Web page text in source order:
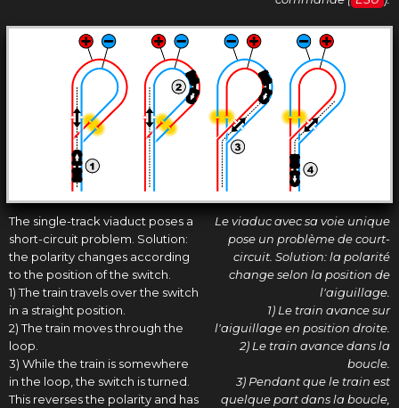
The single-track viaduct poses a
short-circuit problem. Solution:
the polarity changes according
to the position of the switch.
1) The train travels over the switch
in a straight position.
2) The train moves through the
loop.
3) While the train is somewhere
in the loop, the switch is turned.
This reverses the polarity and has
Le viaduc avec sa voie unique
pose un problème de court-
circuit. Solution: la polarité
change selon la position de
l'aiguillage.
1) Le train avance sur
l'aiguillage en position droite.
2) Le train avance dans la
boucle.
3) Pendant que le train est
quelque part dans la boucle,